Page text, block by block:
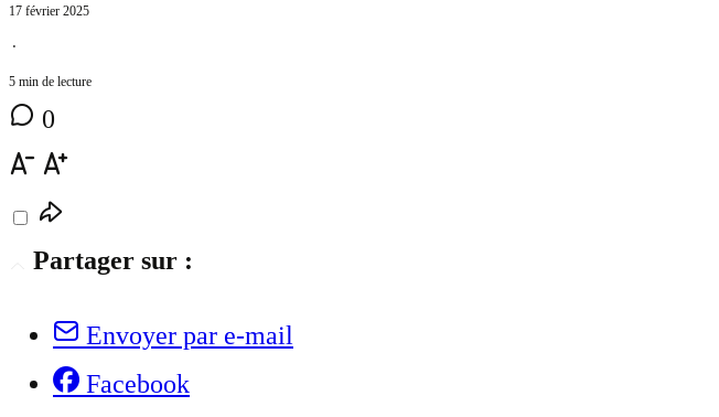
17 février 2025
⋅
5 min de lecture
0
Partager sur :
Envoyer par e-mail
Facebook